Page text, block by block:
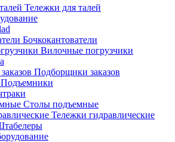
Тележки для талей
Бочкокантователи
Вилочные погрузчики
Подборщики заказов
Подъемники
Столы подъемные
Тележки гидравлические